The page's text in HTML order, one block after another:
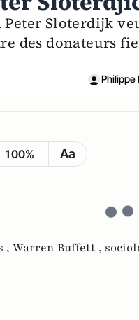
Sloterdijk
des donateurs
Philippe
100% Aa
, Warren Buffett ,